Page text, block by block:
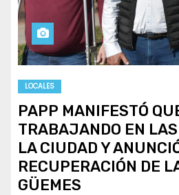
LOCALES
PAPP MANIFESTÓ
TRABAJANDO EN
LA CIUDAD Y
RECUPERACIÓN DE
GÜEMES